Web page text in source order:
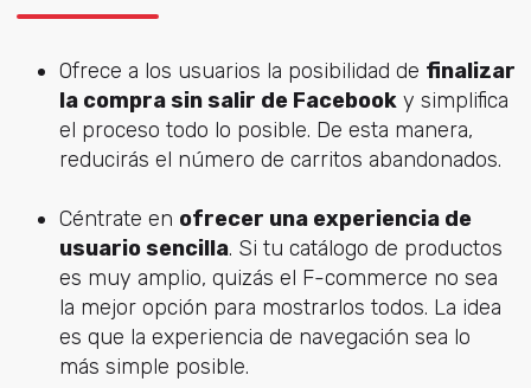
Ofrece a los usuarios la posibilidad de finalizar
la compra sin salir de Facebooky simplifica
el proceso todo lo posible. De esta manera,
reducirás el número de carritos abandonados.
Céntrate en ofrecer una experiencia de
usuario sencilla. Si tu catálogo de productos
es muy amplio, quizás el F-commerce no sea
la mejor opción para mostrarlos todos. La idea
es que la experiencia de navegación sea lo
más simple posible.